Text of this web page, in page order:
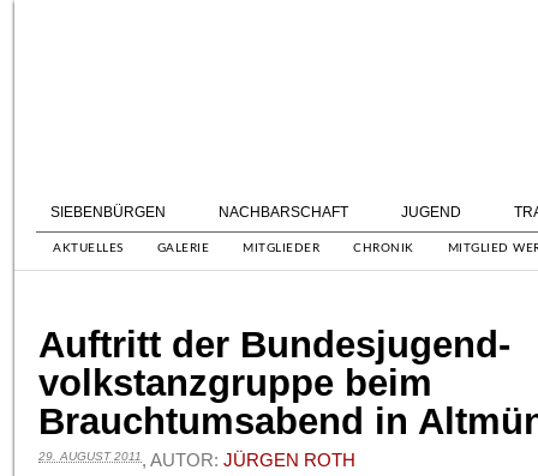
SIEBENBÜRGEN NACHBARSCHAFT JUGEND
AKTUELLES GALERIE MITGLIEDER CHRONIK MITGLIED
Auftritt der Bundesjugend-
volkstanzgruppe beim
Brauchtumsabend in
29. AUGUST 2011 , AUTOR: JÜRGEN ROTH